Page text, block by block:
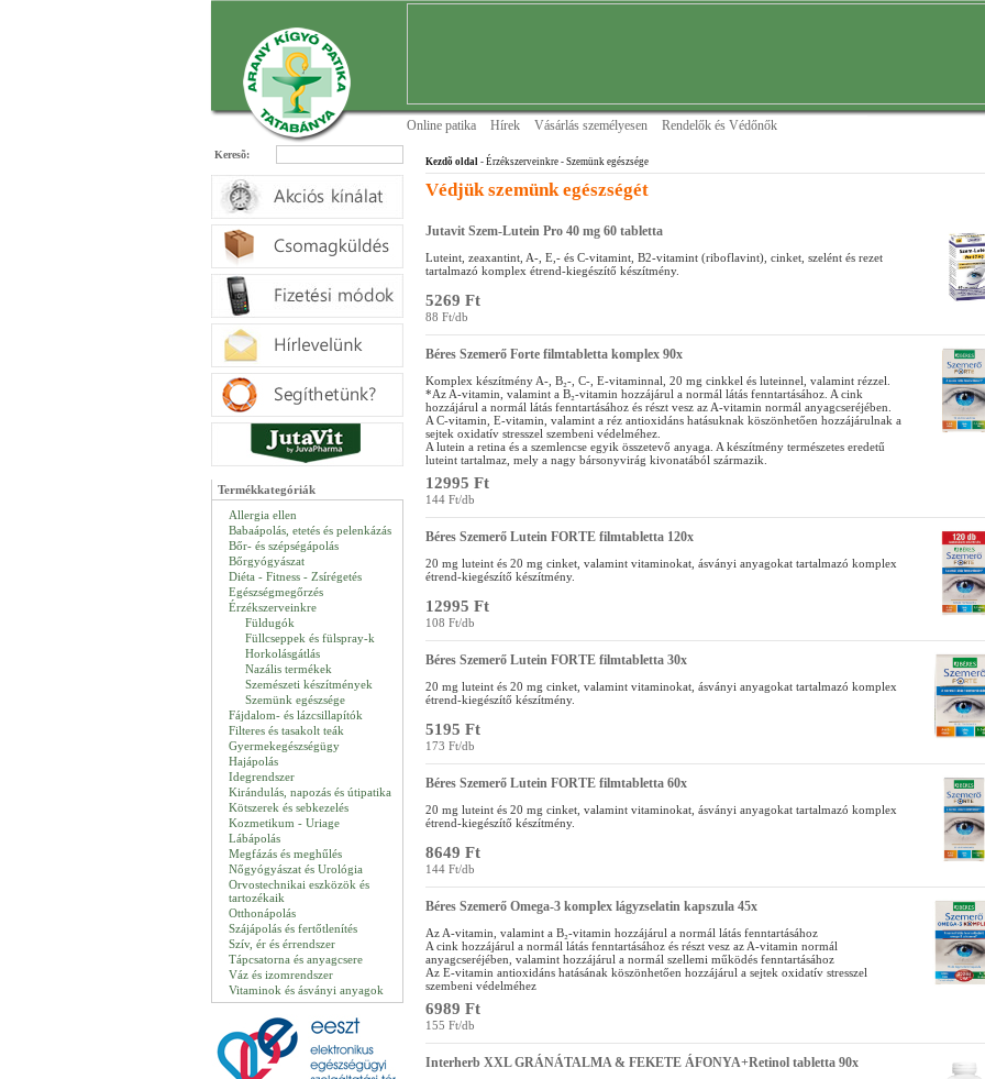
Online patika Hírek Vásárlás személyesen Rendelők és Védőnők
Keresõ:
Termékkategóriák
Allergia ellen
Babaápolás, etetés és pelenkázás
Bőr- és szépségápolás
Bőrgyógyászat
Diéta - Fitness - Zsírégetés
Egészségmegőrzés
Érzékszerveinkre
Füldugók
Füllcseppek és fülspray-k
Horkolásgátlás
Nazális termékek
Szemészeti készítmények
Szemünk egészsége
Fájdalom- és lázcsillapítók
Filteres és tasakolt teák
Gyermekegészségügy
Hajápolás
Idegrendszer
Kirándulás, napozás és útipatika
Kötszerek és sebkezelés
Kozmetikum - Uriage
Lábápolás
Megfázás és meghűlés
Nőgyógyászat és Urológia
Orvostechnikai eszközök és
tartozékaik
Otthonápolás
Szájápolás és fertőtlenítés
Szív, ér és érrendszer
Tápcsatorna és anyagcsere
Váz és izomrendszer
Vitaminok és ásványi anyagok
Kezdõ oldal - Érzékszerveinkre - Szemünk egészsége
Védjük szemünk egészségét
Jutavit Szem-Lutein Pro 40 mg 60 tabletta
Luteint, zeaxantint, A-, E,- és C-vitamint, B2-vitamint (riboflavint), cinket, szelént és rezet
tartalmazó komplex étrend-kiegészítő készítmény.
5269 Ft
88 Ft/db
Béres Szemerő Forte filmtabletta komplex 90x
Komplex készítmény A-, B₂-, C-, E-vitaminnal, 20 mg cinkkel és luteinnel, valamint rézzel.
*Az A-vitamin, valamint a B₂-vitamin hozzájárul a normál látás fenntartásához. A cink
hozzájárul a normál látás fenntartásához és részt vesz az A-vitamin normál anyagcseréjében.
A C-vitamin, E-vitamin, valamint a réz antioxidáns hatásuknak köszönhetően hozzájárulnak a
sejtek oxidatív stresszel szembeni védelméhez.
A lutein a retina és a szemlencse egyik összetevő anyaga. A készítmény természetes eredetű
luteint tartalmaz, mely a nagy bársonyvirág kivonatából származik.
12995 Ft
144 Ft/db
Béres Szemerő Lutein FORTE filmtabletta 120x
20 mg luteint és 20 mg cinket, valamint vitaminokat, ásványi anyagokat tartalmazó komplex
étrend-kiegészítő készítmény.
12995 Ft
108 Ft/db
Béres Szemerő Lutein FORTE filmtabletta 30x
20 mg luteint és 20 mg cinket, valamint vitaminokat, ásványi anyagokat tartalmazó komplex
étrend-kiegészítő készítmény.
5195 Ft
173 Ft/db
Béres Szemerő Lutein FORTE filmtabletta 60x
20 mg luteint és 20 mg cinket, valamint vitaminokat, ásványi anyagokat tartalmazó komplex
étrend-kiegészítő készítmény.
8649 Ft
144 Ft/db
Béres Szemerő Omega-3 komplex lágyzselatin kapszula 45x
Az A-vitamin, valamint a B₂-vitamin hozzájárul a normál látás fenntartásához
A cink hozzájárul a normál látás fenntartásához és részt vesz az A-vitamin normál
anyagcseréjében, valamint hozzájárul a normál szellemi működés fenntartásához
Az E-vitamin antioxidáns hatásának köszönhetően hozzájárul a sejtek oxidatív stresszel
szembeni védelméhez
6989 Ft
155 Ft/db
Interherb XXL GRÁNÁTALMA & FEKETE ÁFONYA+Retinol tabletta 90x